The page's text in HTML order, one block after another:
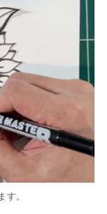
す。